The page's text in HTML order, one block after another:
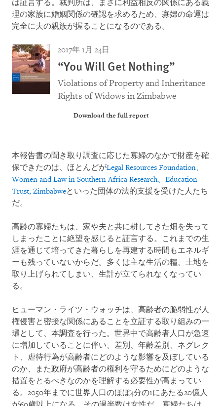
は証言する。裁判所は、まさに利益相反の関係にある義
理の家族に婚姻関係の確認を求めるため、寡婦の命運は
完全に夫の親族が握ることになるのである。
2017年 1月 24日
“You Will Get Nothing”
Violations of Property and Inheritance
Rights of Widows in Zimbabwe
Download the full report
本報告書の聞き取り調査に応じた寡婦のなかで財産を確
保できたのは、ほとんどがLegal Resources Foundation、
Women and Law in Southern Africa Research、Education
Trust, Zimbabweといった団体の法的支援を受けた人たち
だ。
高齢の寡婦たちは、家や夫と共に耕してきた畑を失って
しまったことに絶望を感じると証言する。これまでの生
涯を通じて培ってきた暮らしを再建する時間もエネルギ
ーも残っていないからだ。多くは主な生活の糧、土地を
取り上げられてしまい、生計が立てられなくなってい
る。
ヒューマン・ライツ・ウォッチは、高齢者の脆弱性が人
権侵害と密接な関係にあることを立証する取り組みの一
環として、本調査を行った。世界中で高齢者人口が急速
に増加していることに伴い、差別、年齢差別、ネグレク
ト、虐待行為が高齢者にどのような影響を及ぼしている
のか、また政府が高齢者の権利を守るためにどのような
措置をとるべきなのかを理解する必要性が高まってい
る。2050年までに世界人口のほぼ4分の1にあたる20億人